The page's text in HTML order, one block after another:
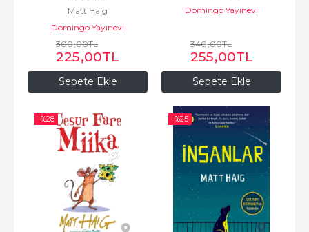
Sepete Ekle
Matt Haig
Domingo Yayınevi
300,00TL
225,00TL
Sepete Ekle
Domingo Yayınevi
340,00TL
255,00TL
-%28 -%25